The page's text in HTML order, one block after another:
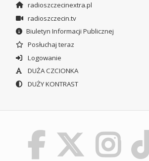
radioszczecinextra.pl
radioszczecin.tv
Biuletyn Informacji Publicznej
Posłuchaj teraz
Logowanie
DUŻA CZCIONKA
DUŻY KONTRAST